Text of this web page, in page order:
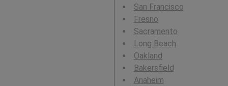
San Francisco
Fresno
Sacramento
Long Beach
Oakland
Bakersfield
Anaheim